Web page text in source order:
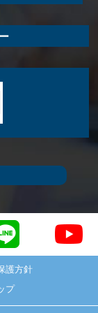
護方針
プ